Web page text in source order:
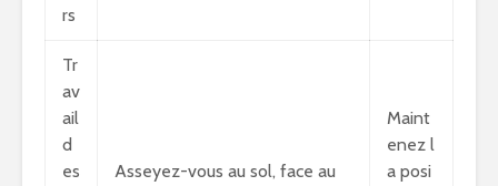
rs
Tr
av
ail
d
es
Asseyez-vous au sol, face au
Maint
enez l
a posi